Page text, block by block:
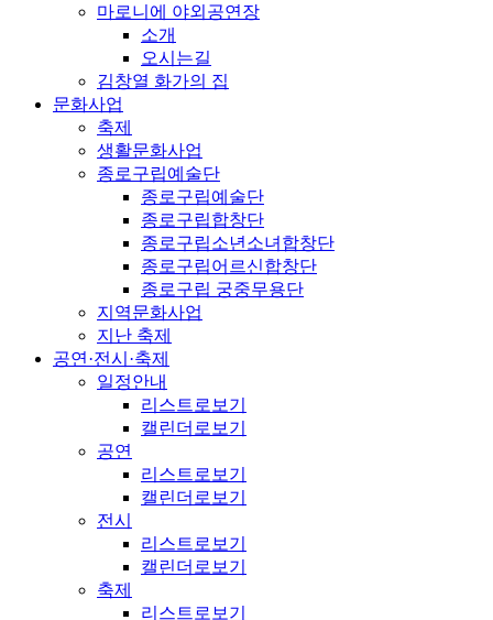
마로니에 야외공연장
소개
오시는길
김창열 화가의 집
문화사업
축제
생활문화사업
종로구립예술단
종로구립예술단
종로구립합창단
종로구립소년소녀합창단
종로구립어르신합창단
종로구립 궁중무용단
지역문화사업
지난 축제
공연·전시·축제
일정안내
리스트로보기
캘린더로보기
공연
리스트로보기
캘린더로보기
전시
리스트로보기
캘린더로보기
축제
리스트로보기